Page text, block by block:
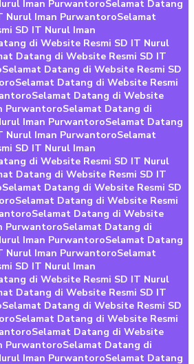
Iman PurwantoroSelamat Datang
Nurul Iman PurwantoroSelamat
SD IT Nurul Iman
di Website Resmi SD IT Nurul
Datang di Website Resmi SD IT
Selamat Datang di Website Resmi SD
Selamat Datang di Website Resmi
Selamat Datang di Website
PurwantoroSelamat Datang di
Iman PurwantoroSelamat Datang
Nurul Iman PurwantoroSelamat
SD IT Nurul Iman
di Website Resmi SD IT Nurul
Datang di Website Resmi SD IT
Selamat Datang di Website Resmi SD
Selamat Datang di Website Resmi
Selamat Datang di Website
PurwantoroSelamat Datang di
Iman PurwantoroSelamat Datang
Nurul Iman PurwantoroSelamat
SD IT Nurul Iman
di Website Resmi SD IT Nurul
Datang di Website Resmi SD IT
Selamat Datang di Website Resmi SD
Selamat Datang di Website Resmi
Selamat Datang di Website
PurwantoroSelamat Datang di
Iman PurwantoroSelamat Datang